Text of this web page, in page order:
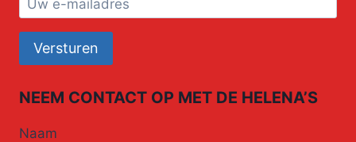
NEEM CONTACT OP MET DE HELENA’S
Naam